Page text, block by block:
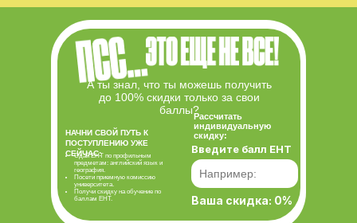
НАЧНИ СВОЙ ПУТЬ К
ПОСТУПЛЕНИЮ УЖЕ
СЕЙЧАС:
Рассчитать
индивидуальную
скидку:
Сдай ЕНТ по профильным
предметам: английский язык и
география.
Посети приемную комиссию
университета.
Получи скидку на обучение по
баллам ЕНТ.
А ты знал, что ты можешь получить
до 100% скидки только за свои
баллы?
Введите балл ЕНТ
Ваша скидка: 0%